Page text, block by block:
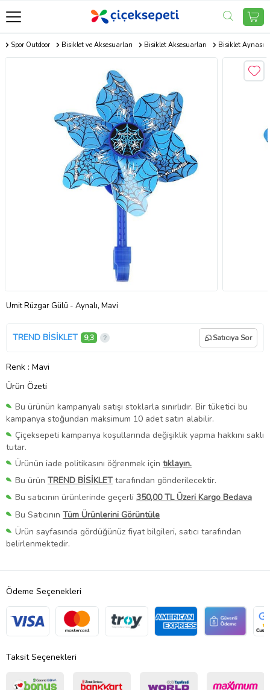
Spor Outdoor Bisiklet ve Aksesuarları Bisiklet Aksesuarları Bisiklet Aynası
Ümit Rüzgar Gülü - Aynalı, Mavi
TREND BİSİKLET 9,3 Satıcıya Sor
Renk : Mavi
Ürün Özeti
Bu ürünün kampanyalı satışı stoklarla sınırlıdır. Bir tüketici bu
kampanya stoğundan maksimum 10 adet satın alabilir.
Çiçeksepeti kampanya koşullarında değişiklik yapma hakkını saklı
tutar.
Ürünün iade politikasını öğrenmek için tıklayın.
Bu ürün TREND BİSİKLET tarafından gönderilecektir.
Bu satıcının ürünlerinde geçerli 350,00 TL Üzeri Kargo Bedava
Bu Satıcının Tüm Ürünlerini Görüntüle
Ürün sayfasında gördüğünüz fiyat bilgileri, satıcı tarafından
belirlenmektedir.
Ödeme Seçenekleri
Taksit Seçenekleri